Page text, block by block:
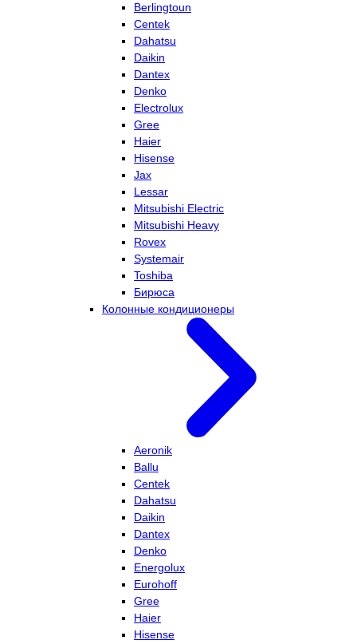
Berlingtoun
Centek
Dahatsu
Daikin
Dantex
Denko
Electrolux
Gree
Haier
Hisense
Jax
Lessar
Mitsubishi Electric
Mitsubishi Heavy
Rovex
Systemair
Toshiba
Бирюса
Колонные кондиционеры
Aeronik
Ballu
Centek
Dahatsu
Daikin
Dantex
Denko
Energolux
Eurohoff
Gree
Haier
Hisense